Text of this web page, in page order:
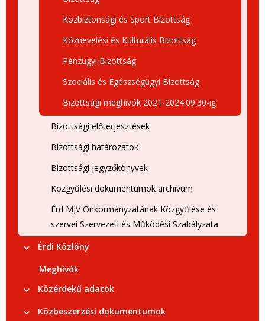
Közbiztonsági és Sport Bizottság
Köznevelési és Kulturális Bizottság
Pénzügyi Bizottság
Szociális és Egészségügyi Bizottság
Bizottsági meghívók 2021-2024.09.30-ig
Bizottsági előterjesztések
Bizottsági határozatok
Bizottsági jegyzőkönyvek
Közgyűlési dokumentumok archívum
Érd MJV Önkormányzatának Közgyűlése és
szervei Szervezeti és Működési Szabályzata
Érdi Közlöny
Meghívók
Közérdekű adatok
Közbeszerzési dokumentumok